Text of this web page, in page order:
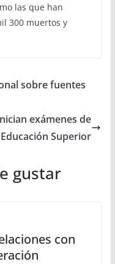
las que han
300 muertos y
sobre fuentes
exámenes de
Superior
gustar
con